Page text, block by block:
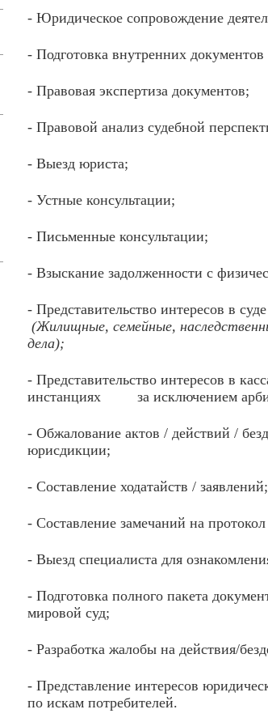
- Юридическое сопровождение
- Подготовка внутренних
- Правовая экспертиза документов;
- Правовой анализ судебной
- Выезд юриста;
- Устные консультации;
- Письменные консультации;
- Взыскание задолженности с
- Представительство интересов в
(Жилищные, семейные,
дела);
- Представительство интересов в
инстанциях за исключением
- Обжалование актов / действий /
юрисдикции;
- Составление ходатайств / заявлений;
- Составление замечаний на протокол
- Выезд специалиста для
- Подготовка полного пакета
мировой суд;
- Разработка жалобы на действия/
- Представление интересов
по искам потребителей.